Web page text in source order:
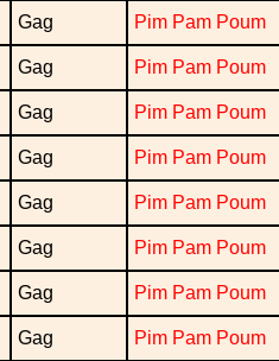
Gag Pim Pam Poum
Gag Pim Pam Poum
Gag Pim Pam Poum
Gag Pim Pam Poum
Gag Pim Pam Poum
Gag Pim Pam Poum
Gag Pim Pam Poum
Gag Pim Pam Poum